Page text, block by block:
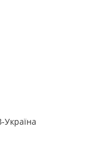
Україна